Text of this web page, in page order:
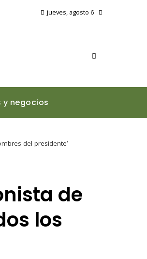
jueves, agosto 6
y negocios
del presidente’
de
los